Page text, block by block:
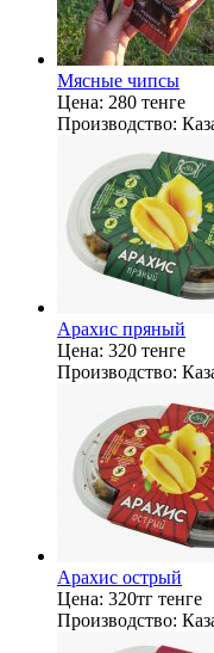
Мясные чипсы
Цена: 280 тенге
Производство:
Арахис пряный
Цена: 320 тенге
Производство:
Арахис острый
Цена: 320тг тенге
Производство: